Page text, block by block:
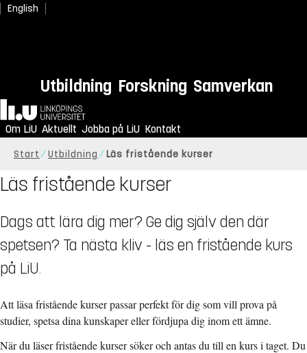
English
Utbildning Forskning Samverkan
Hem
Om LiU Aktuellt Jobba på LiU Kontakt
Start Utbildning Läs fristående kurser
Läs fristående kurser
Dags att lära dig mer? Ge dig själv den där
spetsen? Ta nästa kliv - läs en fristående kurs
på LiU.
Att läsa fristående kurser passar perfekt för dig som vill prova på
studier, spetsa dina kunskaper eller fördjupa dig inom ett ämne.
När du läser fristående kurser söker och antas du till en kurs i taget. Du